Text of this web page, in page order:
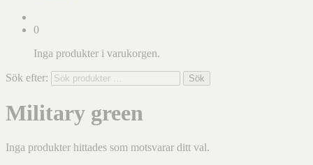
0
Inga produkter i varukorgen.
Sök efter: Sök
Military green
Inga produkter hittades som motsvarar ditt val.